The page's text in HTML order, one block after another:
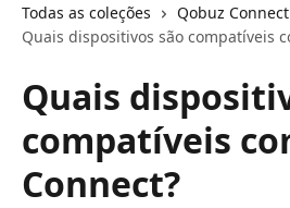
Todas as coleções
Qobuz Connect
Quais dispositivos são compatíveis
Quais
compatíveis
Connect?